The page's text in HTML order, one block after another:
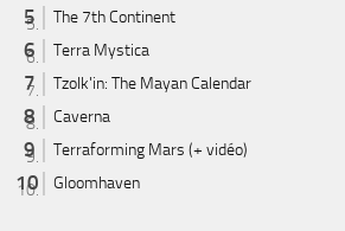
The 7th Continent
Terra Mystica
Tzolk'in: The Mayan Calendar
Caverna
Terraforming Mars (+ vidéo)
Gloomhaven